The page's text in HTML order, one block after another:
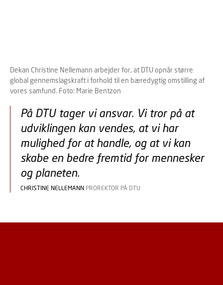
Fødevaresikkerhed
Plantebaserede fødevarer
fødevaresystemer
Dekan Christine Nellemann arbejder for, at DTU opnår større
global gennemslagskraft i forhold til en bæredygtig omstilling af
vores samfund. Foto: Marie Bentzon
På DTU tager vi ansvar. Vi tror på at
udviklingen kan vendes, at vi har
mulighed for at handle, og at vi kan
skabe en bedre fremtid for mennesker
og planeten.
CHRISTINE NELLEMANN PROREKTOR PÅ DTU